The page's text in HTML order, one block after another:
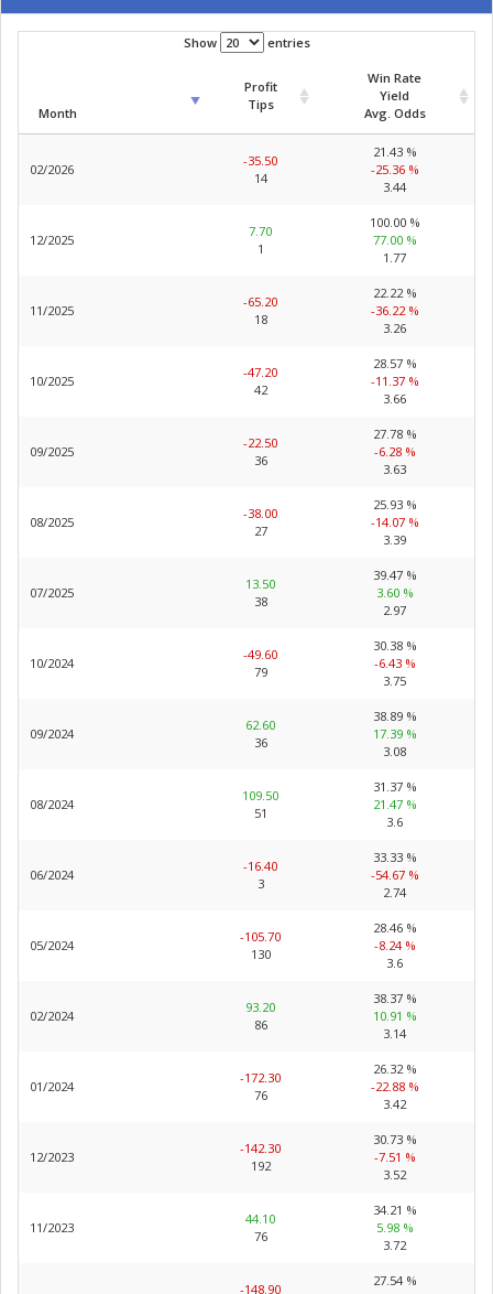
Show entries
Month
Profit
Tips
Win Rate
Yield
Avg. Odds
02/2026
-35.50
14
21.43 %
-25.36 %
3.44
12/2025
7.70
1
100.00 %
77.00 %
1.77
11/2025
-65.20
18
22.22 %
-36.22 %
3.26
10/2025
-47.20
42
28.57 %
-11.37 %
3.66
09/2025
-22.50
36
27.78 %
-6.28 %
3.63
08/2025
-38.00
27
25.93 %
-14.07 %
3.39
07/2025
13.50
38
39.47 %
3.60 %
2.97
10/2024
-49.60
79
30.38 %
-6.43 %
3.75
09/2024
62.60
36
38.89 %
17.39 %
3.08
08/2024
109.50
51
31.37 %
21.47 %
3.6
06/2024
-16.40
3
33.33 %
-54.67 %
2.74
05/2024
-105.70
130
28.46 %
-8.24 %
3.6
02/2024
93.20
86
38.37 %
10.91 %
3.14
01/2024
-172.30
76
26.32 %
-22.88 %
3.42
12/2023
-142.30
192
30.73 %
-7.51 %
3.52
11/2023
44.10
76
34.21 %
5.98 %
3.72
-148.90
27.54 %